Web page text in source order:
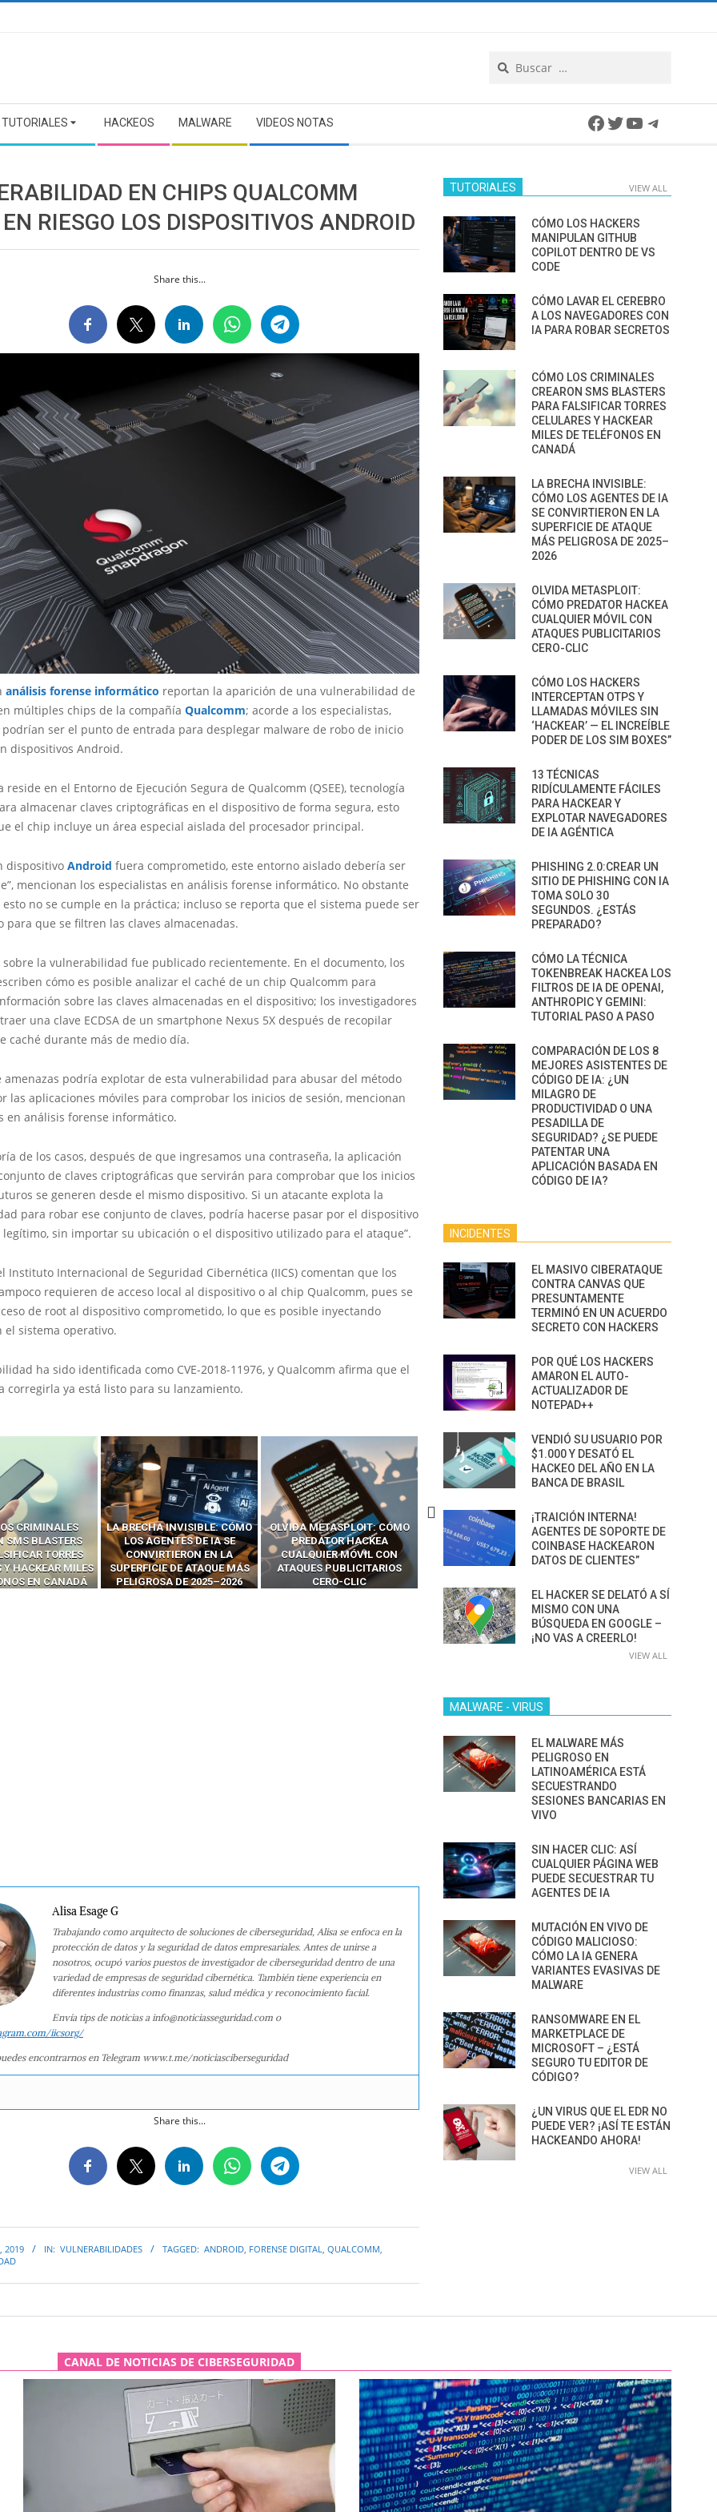
TUTORIALES HACKEOS MALWARE VIDEOS NOTAS Facebook
Twitter
YouTube
EN CHIPS QUALCOMM
RIESGO LOS DISPOSITIVOS ANDROID
Share this...
análisis forense informático reportan la aparición de una vulnerabilidad de
múltiples chips de la compañía Qualcomm; acorde a los especialistas,
podrían ser el punto de entrada para desplegar malware de robo de inicio
dispositivos Android.
reside en el Entorno de Ejecución Segura de Qualcomm (QSEE), tecnología
almacenar claves criptográficas en el dispositivo de forma segura, esto
el chip incluye un área especial aislada del procesador principal.
dispositivo Android fuera comprometido, este entorno aislado debería ser
mencionan los especialistas en análisis forense informático. No obstante
esto no se cumple en la práctica; incluso se reporta que el sistema puede ser
para que se filtren las claves almacenadas.
la vulnerabilidad fue publicado recientemente. En el documento, los
cómo es posible analizar el caché de un chip Qualcomm para
sobre las claves almacenadas en el dispositivo; los investigadores
una clave ECDSA de un smartphone Nexus 5X después de recopilar
caché durante más de medio día.
amenazas podría explotar de esta vulnerabilidad para abusar del método
las aplicaciones móviles para comprobar los inicios de sesión, mencionan
en análisis forense informático.
de los casos, después de que ingresamos una contraseña, la aplicación
de claves criptográficas que servirán para comprobar que los inicios
se generen desde el mismo dispositivo. Si un atacante explota la
para robar ese conjunto de claves, podría hacerse pasar por el dispositivo
sin importar su ubicación o el dispositivo utilizado para el ataque”.
Instituto Internacional de Seguridad Cibernética (IICS) comentan que los
requieren de acceso local al dispositivo o al chip Qualcomm, pues se
de root al dispositivo comprometido, lo que es posible inyectando
el sistema operativo.
ha sido identificada como CVE-2018-11976, y Qualcomm afirma que el
corregirla ya está listo para su lanzamiento.
CRIMINALES
SMS BLASTERS
TORRES
Y HACKEAR MILES
EN CANADÁ
LA BRECHA INVISIBLE: CÓMO
LOS AGENTES DE IA SE
CONVIRTIERON EN LA
SUPERFICIE DE ATAQUE MÁS
PELIGROSA DE 2025–2026
OLVIDA METASPLOIT: CÓMO
PREDATOR HACKEA
CUALQUIER MÓVIL CON
ATAQUES PUBLICITARIOS
CERO-CLIC
CÓMO LOS HACKERS
INTERCEPTAN OTPS Y
LLAMADAS MÓVILES SIN
‘HACKEAR’ — EL INCREÍBLE
13 TÉCNICAS
RIDÍCULAMENTE
PARA HACKEAR Y
NAVEGADORES DE IA
Alisa Esage G
Trabajando como arquitecto de soluciones de ciberseguridad, Alisa se enfoca en la
protección de datos y la seguridad de datos empresariales. Antes de unirse a
nosotros, ocupó varios puestos de investigador de ciberseguridad dentro de una
variedad de empresas de seguridad cibernética. También tiene experiencia en
diferentes industrias como finanzas, salud médica y reconocimiento facial.
Envía tips de noticias a info@noticiasseguridad.com o
iicsorg/
encontrarnos en Telegram www.t.me/noticiasciberseguridad
Share this...
2019 IN: VULNERABILIDADES TAGGED: ANDROID, FORENSE DIGITAL, QUALCOMM,
TUTORIALES VIEW ALL
CÓMO LOS HACKERS
MANIPULAN GITHUB
COPILOT DENTRO DE VS
CODE
CÓMO LAVAR EL CEREBRO
A LOS NAVEGADORES CON
IA PARA ROBAR SECRETOS
CÓMO LOS CRIMINALES
CREARON SMS BLASTERS
PARA FALSIFICAR TORRES
CELULARES Y HACKEAR
MILES DE TELÉFONOS EN
CANADÁ
LA BRECHA INVISIBLE:
CÓMO LOS AGENTES DE IA
SE CONVIRTIERON EN LA
SUPERFICIE DE ATAQUE
MÁS PELIGROSA DE 2025–
2026
OLVIDA METASPLOIT:
CÓMO PREDATOR HACKEA
CUALQUIER MÓVIL CON
ATAQUES PUBLICITARIOS
CERO-CLIC
CÓMO LOS HACKERS
INTERCEPTAN OTPS Y
LLAMADAS MÓVILES SIN
‘HACKEAR’ — EL INCREÍBLE
PODER DE LOS SIM BOXES”
13 TÉCNICAS
RIDÍCULAMENTE FÁCILES
PARA HACKEAR Y
EXPLOTAR NAVEGADORES
DE IA AGÉNTICA
PHISHING 2.0:CREAR UN
SITIO DE PHISHING CON IA
TOMA SOLO 30
SEGUNDOS. ¿ESTÁS
PREPARADO?
CÓMO LA TÉCNICA
TOKENBREAK HACKEA LOS
FILTROS DE IA DE OPENAI,
ANTHROPIC Y GEMINI:
TUTORIAL PASO A PASO
COMPARACIÓN DE LOS 8
MEJORES ASISTENTES DE
CÓDIGO DE IA: ¿UN
MILAGRO DE
PRODUCTIVIDAD O UNA
PESADILLA DE
SEGURIDAD? ¿SE PUEDE
PATENTAR UNA
APLICACIÓN BASADA EN
CÓDIGO DE IA?
INCIDENTES
EL MASIVO CIBERATAQUE
CONTRA CANVAS QUE
PRESUNTAMENTE
TERMINÓ EN UN ACUERDO
SECRETO CON HACKERS
POR QUÉ LOS HACKERS
AMARON EL AUTO-
ACTUALIZADOR DE
NOTEPAD++
VENDIÓ SU USUARIO POR
$1.000 Y DESATÓ EL
HACKEO DEL AÑO EN LA
BANCA DE BRASIL
¡TRAICIÓN INTERNA!
AGENTES DE SOPORTE DE
COINBASE HACKEARON
DATOS DE CLIENTES”
EL HACKER SE DELATÓ A SÍ
MISMO CON UNA
BÚSQUEDA EN GOOGLE –
¡NO VAS A CREERLO!
VIEW ALL
MALWARE - VIRUS
EL MALWARE MÁS
PELIGROSO EN
LATINOAMÉRICA ESTÁ
SECUESTRANDO
SESIONES BANCARIAS EN
VIVO
SIN HACER CLIC: ASÍ
CUALQUIER PÁGINA WEB
PUEDE SECUESTRAR TU
AGENTES DE IA
MUTACIÓN EN VIVO DE
CÓDIGO MALICIOSO:
CÓMO LA IA GENERA
VARIANTES EVASIVAS DE
MALWARE
RANSOMWARE EN EL
MARKETPLACE DE
MICROSOFT – ¿ESTÁ
SEGURO TU EDITOR DE
CÓDIGO?
¿UN VIRUS QUE EL EDR NO
PUEDE VER? ¡ASÍ TE ESTÁN
HACKEANDO AHORA!
VIEW ALL
CANAL DE NOTICIAS DE CIBERSEGURIDAD